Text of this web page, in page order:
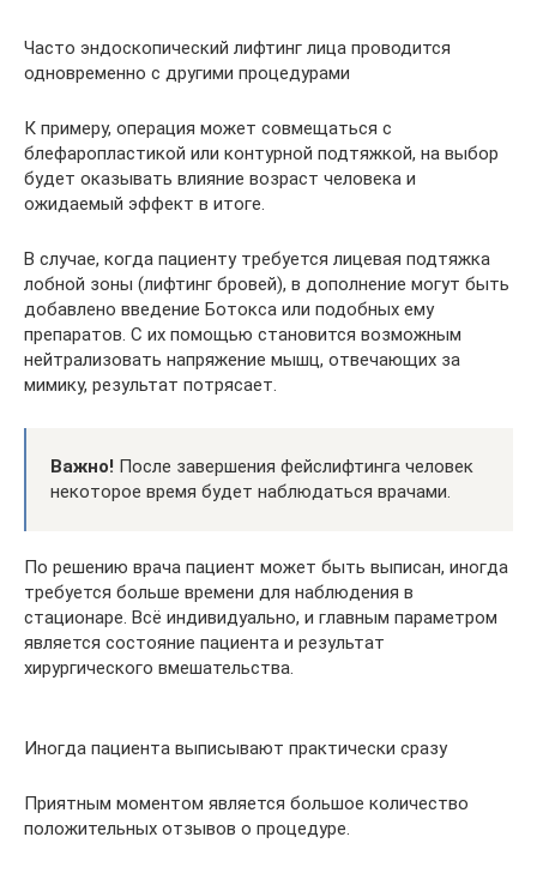
Часто эндоскопический лифтинг лица проводится
одновременно с другими процедурами
К примеру, операция может совмещаться с
блефаропластикой или контурной подтяжкой, на выбор
будет оказывать влияние возраст человека и
ожидаемый эффект в итоге.
В случае, когда пациенту требуется лицевая подтяжка
лобной зоны (лифтинг бровей), в дополнение могут быть
добавлено введение Ботокса или подобных ему
препаратов. С их помощью становится возможным
нейтрализовать напряжение мышц, отвечающих за
мимику, результат потрясает.
Важно! После завершения фейслифтинга человек
некоторое время будет наблюдаться врачами.
По решению врача пациент может быть выписан, иногда
требуется больше времени для наблюдения в
стационаре. Всё индивидуально, и главным параметром
является состояние пациента и результат
хирургического вмешательства.
Иногда пациента выписывают практически сразу
Приятным моментом является большое количество
положительных отзывов о процедуре.